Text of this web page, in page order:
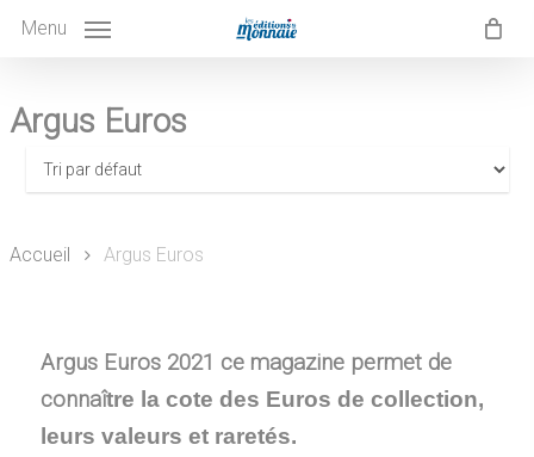
Menu
Argus Euros
Accueil Argus Euros
Argus Euros 2021 ce magazine permet de
connaître la cote des Euros de collection,
leurs valeurs et raretés.